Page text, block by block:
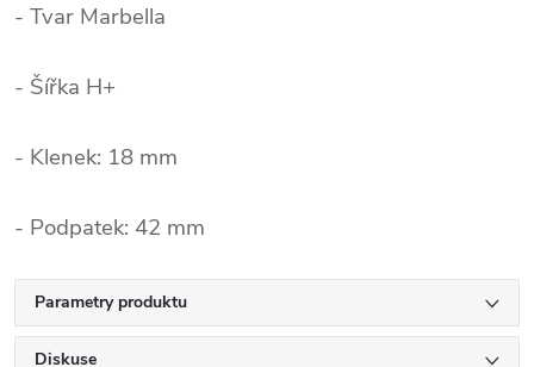
- Tvar Marbella
- Šířka H+
- Klenek: 18 mm
- Podpatek: 42 mm
Parametry produktu
Diskuse